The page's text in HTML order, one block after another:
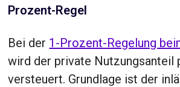
Prozent-Regel
Bei der 1-Prozent-Regelung
wird der private Nutzungsanteil
versteuert. Grundlage ist der